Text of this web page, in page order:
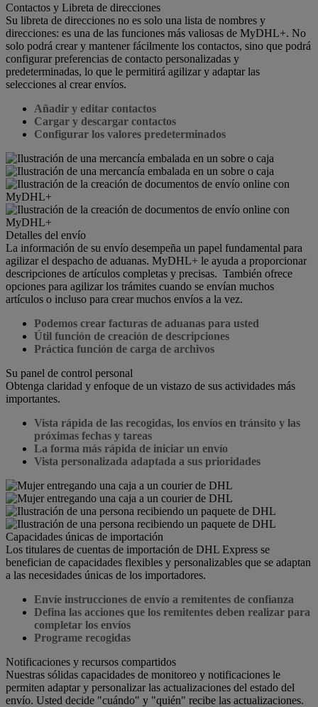
Contactos y Libreta de direcciones
Su libreta de direcciones no es solo una lista de nombres y
direcciones: es una de las funciones más valiosas de MyDHL+. No
solo podrá crear y mantener fácilmente los contactos, sino que podrá
configurar preferencias de contacto personalizadas y
predeterminadas, lo que le permitirá agilizar y adaptar las
selecciones al crear envíos.
Añadir y editar contactos
Cargar y descargar contactos
Configurar los valores predeterminados
Detalles del envío
La información de su envío desempeña un papel fundamental para
agilizar el despacho de aduanas. MyDHL+ le ayuda a proporcionar
descripciones de artículos completas y precisas. También ofrece
opciones para agilizar los trámites cuando se envían muchos
artículos o incluso para crear muchos envíos a la vez.
Podemos crear facturas de aduanas para usted
Útil función de creación de descripciones
Práctica función de carga de archivos
Su panel de control personal
Obtenga claridad y enfoque de un vistazo de sus actividades más
importantes.
Vista rápida de las recogidas, los envíos en tránsito y las
próximas fechas y tareas
La forma más rápida de iniciar un envío
Vista personalizada adaptada a sus prioridades
Capacidades únicas de importación
Los titulares de cuentas de importación de DHL Express se
benefician de capacidades flexibles y personalizables que se adaptan
a las necesidades únicas de los importadores.
Envíe instrucciones de envío a remitentes de confianza
Defina las acciones que los remitentes deben realizar para
completar los envíos
Programe recogidas
Notificaciones y recursos compartidos
Nuestras sólidas capacidades de monitoreo y notificaciones le
permiten adaptar y personalizar las actualizaciones del estado del
envío. Usted decide "cuándo" y "quién" recibe las actualizaciones.